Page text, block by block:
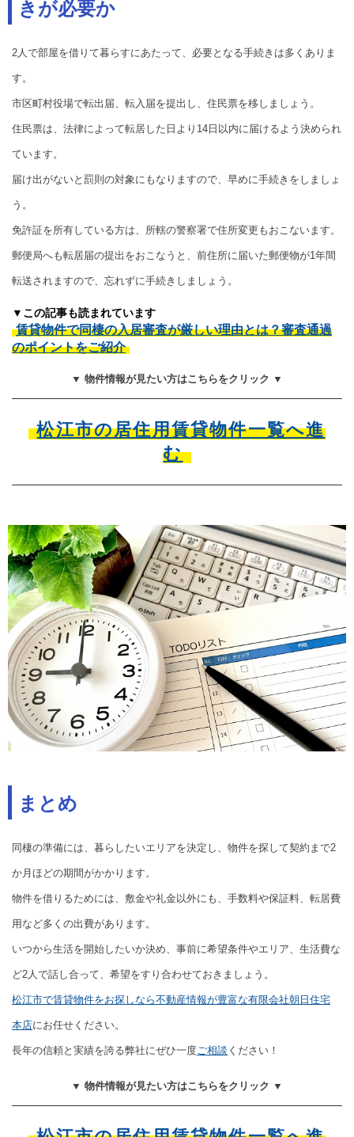
きが必要か
2人で部屋を借りて暮らすにあたって、必要となる手続きは多くありま
す。
市区町村役場で転出届、転入届を提出し、住民票を移しましょう。
住民票は、法律によって転居した日より14日以内に届けるよう決められ
ています。
届け出がないと罰則の対象にもなりますので、早めに手続きをしましょ
う。
免許証を所有している方は、所轄の警察署で住所変更もおこないます。
郵便局へも転居届の提出をおこなうと、前住所に届いた郵便物が1年間
転送されますので、忘れずに手続きしましょう。
▼この記事も読まれています
賃貸物件で同棲の入居審査が厳しい理由とは？審査通過
のポイントをご紹介
▼ 物件情報が見たい方はこちらをクリック ▼
松江市の居住用賃貸物件一覧へ進
む
まとめ
同棲の準備には、暮らしたいエリアを決定し、物件を探して契約まで2
か月ほどの期間がかかります。
物件を借りるためには、敷金や礼金以外にも、手数料や保証料、転居費
用など多くの出費があります。
いつから生活を開始したいか決め、事前に希望条件やエリア、生活費な
ど2人で話し合って、希望をすり合わせておきましょう。
松江市で賃貸物件をお探しなら不動産情報が豊富な有限会社朝日住宅
本店にお任せください。
長年の信頼と実績を誇る弊社にぜひ一度 ご相談 ください！
▼ 物件情報が見たい方はこちらをクリック ▼